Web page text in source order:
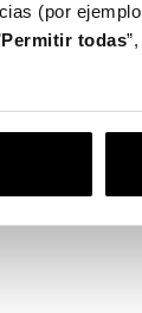
(por
Permitir todas
telemóvel.
perfeita.
cartão,